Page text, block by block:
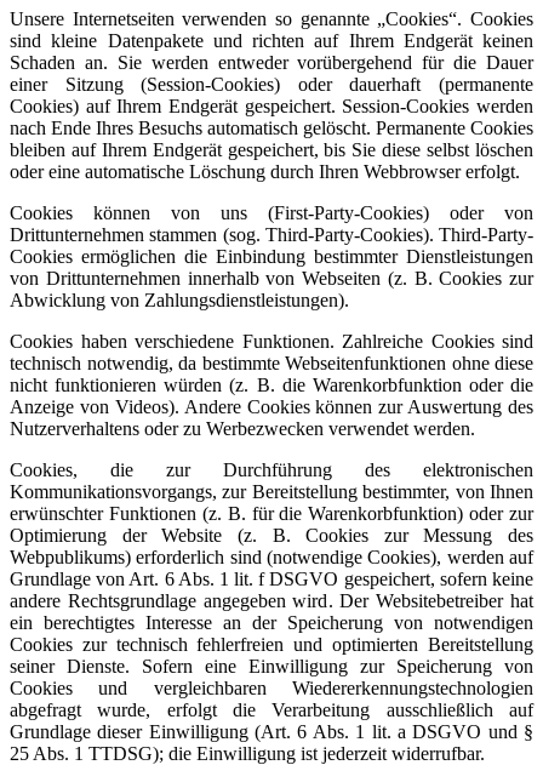
Unsere Internetseiten verwenden so genannte „Cookies“. Cookies
sind kleine Datenpakete und richten auf Ihrem Endgerät keinen
Schaden an. Sie werden entweder vorübergehend für die Dauer
einer Sitzung (Session-Cookies) oder dauerhaft (permanente
Cookies) auf Ihrem Endgerät gespeichert. Session-Cookies werden
nach Ende Ihres Besuchs automatisch gelöscht. Permanente Cookies
bleiben auf Ihrem Endgerät gespeichert, bis Sie diese selbst löschen
oder eine automatische Löschung durch Ihren Webbrowser erfolgt.
Cookies können von uns (First-Party-Cookies) oder von
Drittunternehmen stammen (sog. Third-Party-Cookies). Third-Party-
Cookies ermöglichen die Einbindung bestimmter Dienstleistungen
von Drittunternehmen innerhalb von Webseiten (z. B. Cookies zur
Abwicklung von Zahlungsdienstleistungen).
Cookies haben verschiedene Funktionen. Zahlreiche Cookies sind
technisch notwendig, da bestimmte Webseitenfunktionen ohne diese
nicht funktionieren würden (z. B. die Warenkorbfunktion oder die
Anzeige von Videos). Andere Cookies können zur Auswertung des
Nutzerverhaltens oder zu Werbezwecken verwendet werden.
Cookies, die zur Durchführung des elektronischen
Kommunikationsvorgangs, zur Bereitstellung bestimmter, von Ihnen
erwünschter Funktionen (z. B. für die Warenkorbfunktion) oder zur
Optimierung der Website (z. B. Cookies zur Messung des
Webpublikums) erforderlich sind (notwendige Cookies), werden auf
Grundlage von Art. 6 Abs. 1 lit. f DSGVO gespeichert, sofern keine
andere Rechtsgrundlage angegeben wird. Der Websitebetreiber hat
ein berechtigtes Interesse an der Speicherung von notwendigen
Cookies zur technisch fehlerfreien und optimierten Bereitstellung
seiner Dienste. Sofern eine Einwilligung zur Speicherung von
Cookies und vergleichbaren Wiedererkennungstechnologien
abgefragt wurde, erfolgt die Verarbeitung ausschließlich auf
Grundlage dieser Einwilligung (Art. 6 Abs. 1 lit. a DSGVO und §
25 Abs. 1 TTDSG); die Einwilligung ist jederzeit widerrufbar.